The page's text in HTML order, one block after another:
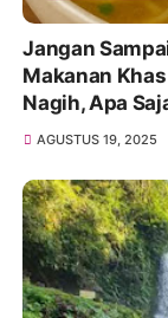
Jangan
Makanan
Nagih, Apa
AGUSTUS 19, 2025